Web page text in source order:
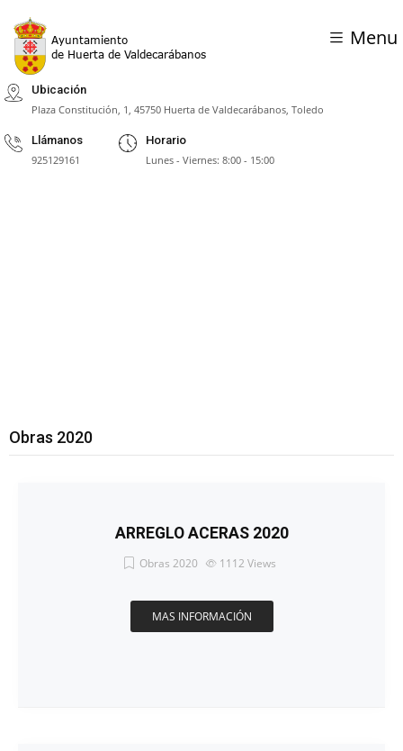
Menu
Ubicación
Plaza Constitución, 1, 45750 Huerta de Valdecarábanos, Toledo
Llámanos
925129161
Horario
Lunes - Viernes: 8:00 - 15:00
Obras 2020
ARREGLO ACERAS 2020
Obras 2020 1112 Views
MAS INFORMACIÓN